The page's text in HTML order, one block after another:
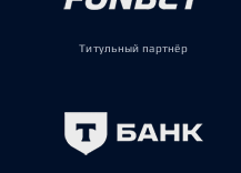
Титульный партнёр